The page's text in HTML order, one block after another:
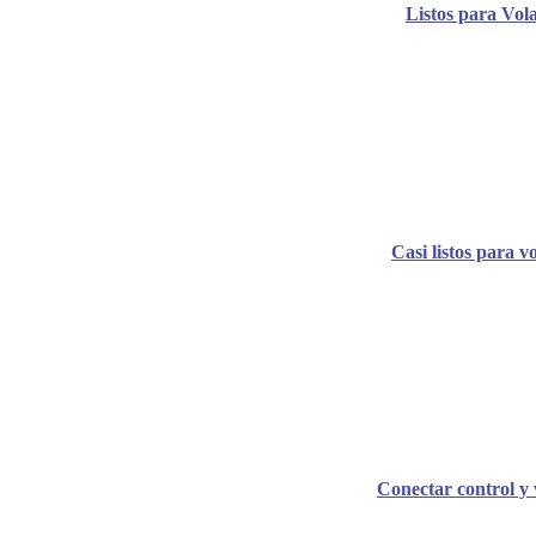
Listos para
Casi listos para
Conectar control y